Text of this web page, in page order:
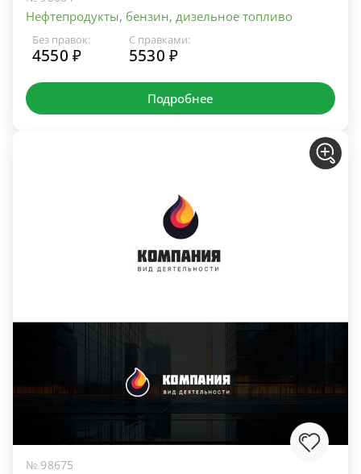
Нефтепродукты, бензин, дизельное топливо
Без правок:
4550 ₽
С правками:
5530 ₽
Подробнее
№ 98675